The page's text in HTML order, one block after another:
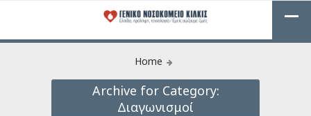
Home
Archive for Category:
Διαγωνισμοί